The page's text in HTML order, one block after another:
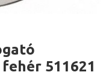
511621